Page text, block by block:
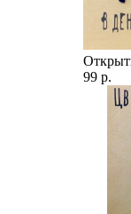
99 р.